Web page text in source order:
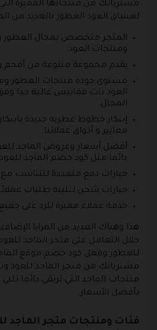
مشترياتك من منتجاتها المميزة
لعشاق العود العطور بالعديد من
المتجر متخصص بمجال العطور
ومنتجات العود.
يقدم مجموعة متنوعة من أفخم
مستوى جودة منتجات العطور
العود ذات مقاييس عالية جدا وفق
المجال.
إبتكار خطوط عطرية جديدة
معايير و أذواق عملائنا.
أفضل أسعار وعروض الماجد
دائما مثل كود خصم الماجد للعود
خيارات دفع متعددة لتتناسب مع
خيارات شحن لتلبية طلبات
خدمة عملاء مميزة للرد على
هذا وهناك العديد من المزايا
خلال التعامل على متجر الماجد
للعطور وفعل كود خصم موقع
مشترياتك من متجر الماجد للعود
منتجات الماجد التي ترتقي دائما
بأفضل الأسعار.
فئات ومنتجات متجر الماجد